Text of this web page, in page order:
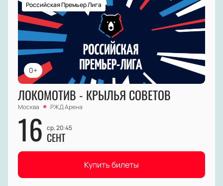
0+
Российская Премьер Лига
ЛОКОМОТИВ - КРЫЛЬЯ СОВЕТОВ
Москва РЖД Арена
16 ср, 20:45
СЕНТ
Купить билеты